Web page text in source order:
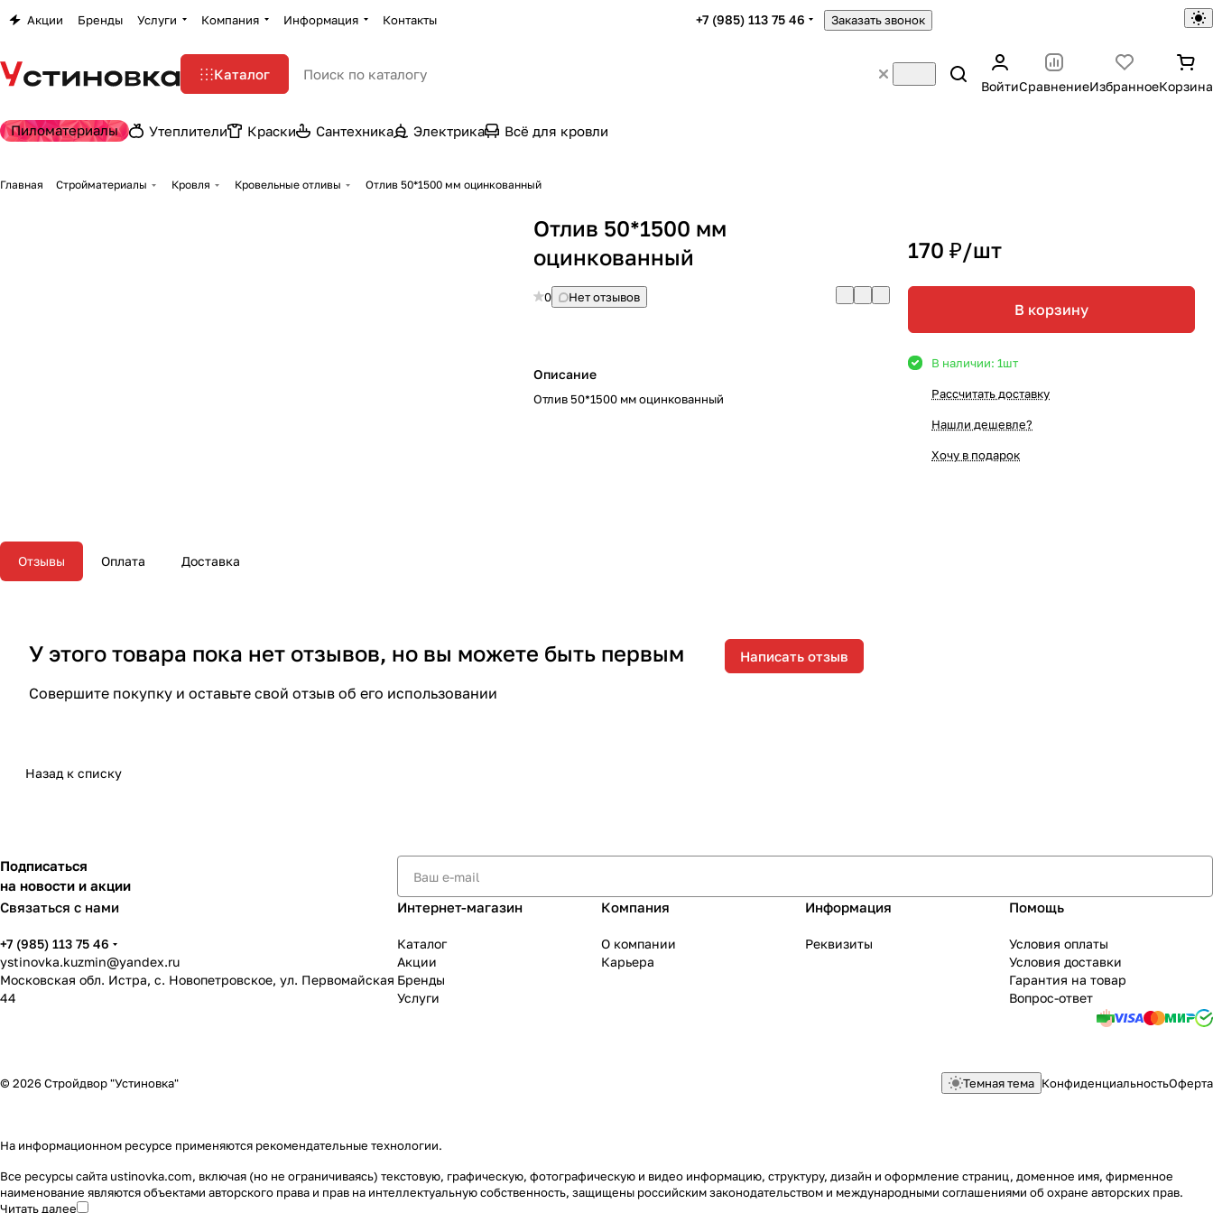
Акции Бренды Услуги Компания Информация Контакты +7 (985) 113 75 46 Заказать звонок
Каталог
ВойтиСравнениеИзбранноеКорзина
Пиломатериалы Утеплители Краски Сантехника Электрика Всё для кровли
Главная Стройматериалы Кровля Кровельные отливы Отлив 50*1500 мм оцинкованный
Отлив 50*1500 мм
оцинкованный
0 Нет отзывов
Описание
Отлив 50*1500 мм оцинкованный
170 ₽/шт
В корзину
В наличии: 1шт
Рассчитать доставку
Нашли дешевле?
Хочу в подарок
Отзывы Оплата Доставка
У этого товара пока нет отзывов, но вы можете быть первым
Совершите покупку и оставьте свой отзыв об его использовании
Написать отзыв
Назад к списку
Подписаться
на новости и акции
Связаться с нами
+7 (985) 113 75 46
ystinovka.kuzmin@yandex.ru
Московская обл. Истра, с. Новопетровское, ул. Первомайская
44
Интернет-магазин
Каталог
Акции
Бренды
Услуги
Компания
О компании
Карьера
Информация
Реквизиты
Помощь
Условия оплаты
Условия доставки
Гарантия на товар
Вопрос-ответ
© 2026 Стройдвор "Устиновка" Темная тема КонфиденциальностьОферта
На информационном ресурсе применяются рекомендательные технологии.
Все ресурсы сайта ustinovka.com, включая (но не ограничиваясь) текстовую, графическую, фотографическую и видео информацию, структуру, дизайн и оформление страниц, доменное имя, фирменное
наименование являются объектами авторского права и прав на интеллектуальную собственность, защищены российским законодательством и международными соглашениями об охране авторских прав.
Читать далее